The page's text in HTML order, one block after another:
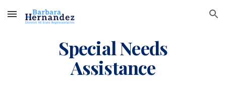
Skip to main content Skip to navigation
Special Needs
Assistance